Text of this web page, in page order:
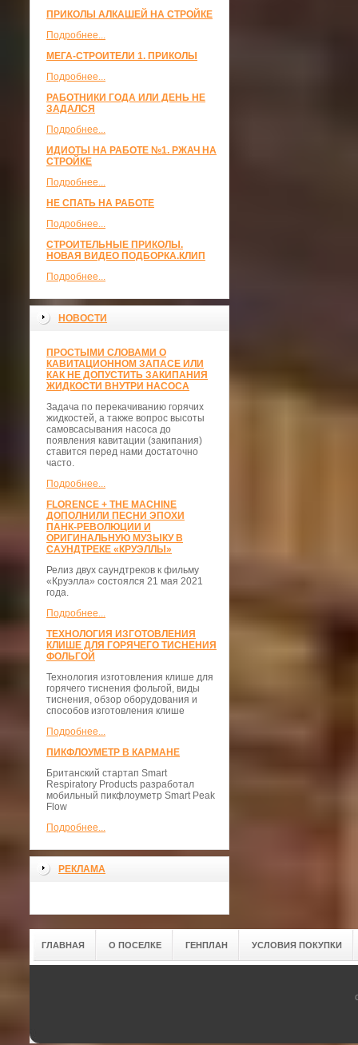
ПРИКОЛЫ АЛКАШЕЙ НА СТРОЙКЕ
Подробнее...
МЕГА-СТРОИТЕЛИ 1. ПРИКОЛЫ
Подробнее...
РАБОТНИКИ ГОДА ИЛИ ДЕНЬ НЕ
ЗАДАЛСЯ
Подробнее...
ИДИОТЫ НА РАБОТЕ №1. РЖАЧ НА
СТРОЙКЕ
Подробнее...
НЕ СПАТЬ НА РАБОТЕ
Подробнее...
СТРОИТЕЛЬНЫЕ ПРИКОЛЫ.
НОВАЯ ВИДЕО ПОДБОРКА.КЛИП
Подробнее...
НОВОСТИ
ПРОСТЫМИ СЛОВАМИ О
КАВИТАЦИОННОМ ЗАПАСЕ ИЛИ
КАК НЕ ДОПУСТИТЬ ЗАКИПАНИЯ
ЖИДКОСТИ ВНУТРИ НАСОСА
Задача по перекачиванию горячих
жидкостей, а также вопрос высоты
самовсасывания насоса до
появления кавитации (закипания)
ставится перед нами достаточно
часто.
Подробнее...
FLORENCE + THE MACHINE
ДОПОЛНИЛИ ПЕСНИ ЭПОХИ
ПАНК-РЕВОЛЮЦИИ И
ОРИГИНАЛЬНУЮ МУЗЫКУ В
САУНДТРЕКЕ «КРУЭЛЛЫ»
Релиз двух саундтреков к фильму
«Круэлла» состоялся 21 мая 2021
года.
Подробнее...
ТЕХНОЛОГИЯ ИЗГОТОВЛЕНИЯ
КЛИШЕ ДЛЯ ГОРЯЧЕГО ТИСНЕНИЯ
ФОЛЬГОЙ
Технология изготовления клише для
горячего тиснения фольгой, виды
тиснения, обзор оборудования и
способов изготовления клише
Подробнее...
ПИКФЛОУМЕТР В КАРМАНЕ
Британский стартап Smart
Respiratory Products разработал
мобильный пикфлоуметр Smart Peak
Flow
Подробнее...
РЕКЛАМА
ГЛАВНАЯ О ПОСЕЛКЕ ГЕНПЛАН УСЛОВИЯ ПОКУПКИ